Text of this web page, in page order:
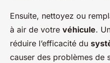
Ensuite, nettoyez ou
à air de votre véhicule.
réduire l’efficacité du
causer des problèmes de